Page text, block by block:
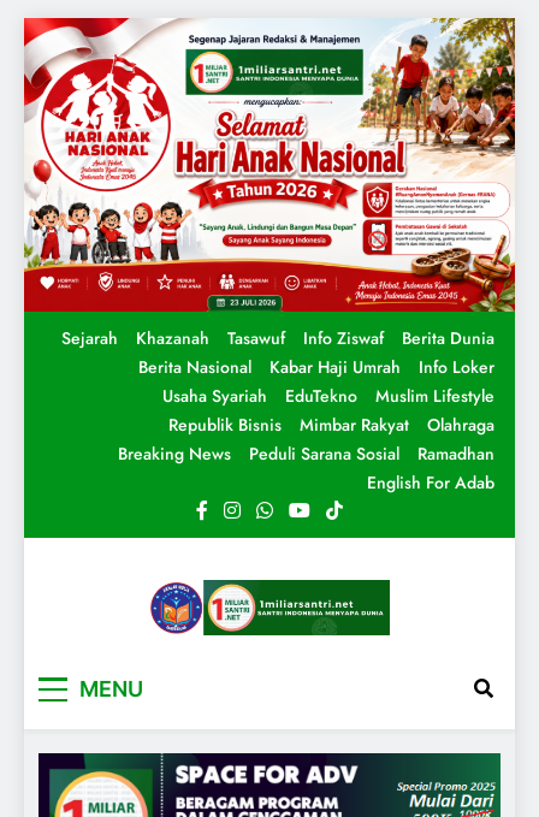
Sejarah Khazanah Tasawuf Info Ziswaf
Berita Dunia
Berita Nasional
Kabar Haji Umrah
Info Loker
Usaha Syariah
EduTekno
Muslim Lifestyle
Republik Bisnis
Mimbar Rakyat
Olahraga
Breaking News
Peduli Sarana Sosial
Ramadhan
English For Adab
MENU